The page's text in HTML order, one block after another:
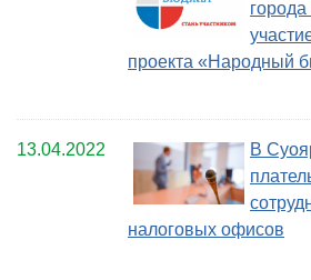
проекта «Народный
13.04.2022
В
налоговых офисов